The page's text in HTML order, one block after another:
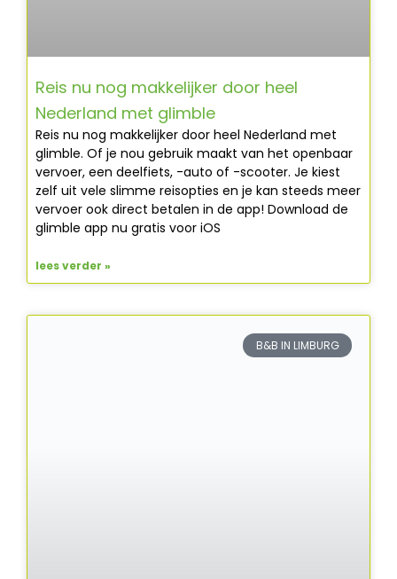
Reis nu nog makkelijker door heel
Nederland met glimble
Reis nu nog makkelijker door heel Nederland met
glimble. Of je nou gebruik maakt van het openbaar
vervoer, een deelfiets, -auto of -scooter. Je kiest
zelf uit vele slimme reisopties en je kan steeds meer
vervoer ook direct betalen in de app! Download de
glimble app nu gratis voor iOS
lees verder »
B&B IN LIMBURG